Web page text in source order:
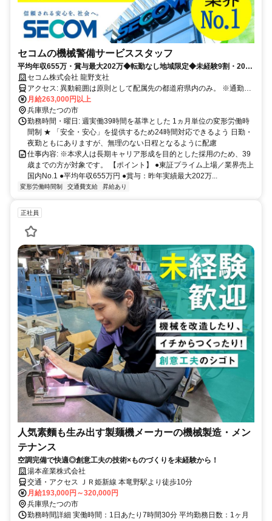
セコムの機械警備サービススタッフ
平均年収655万・賞与最大202万◆転勤なし地域限定◆未経験9割・20〜
30代活躍◆最大10連休・手当あり
セコム株式会社 龍野支社
アクセス: 異動範囲は原則として配属先の都道府県内のみ。 ※通勤圏
内の他都道府県への異動の可能性もあります。
月給263,000円以上
兵庫県たつの市
勤務時間・曜日: 週実働39時間を基準とした 1ヵ月単位の変形労働時
間制 ★ 「安全・安心」を提供するため24時間対応できるよう 日勤・
夜勤ともにありますが、無理のない日程となるように配慮
仕事内容: ※本求人は長期キャリア形成を目的とした採用のため、39
歳までの方が対象です。 【ポイント】 ●東証プライム上場／業界売上
国内No.1 ●平均年収655万円 ●賞与：昨年実績最大202万...
変形労働時間制 交通費支給 昇給あり
正社員
人気素麵も生み出す製麺機メーカーの機械製造・メン
テナンス
空調完備で快適◎創意工夫の技術×ものづくりを未経験から！
湯本産業株式会社
交通・アクセス ＪＲ姫新線 本竜野駅より徒歩10分
月給193,000円～320,000円
兵庫県たつの市
勤務時間詳細 実働時間：1日あたり7時間30分 平均勤務日数：1ヶ月